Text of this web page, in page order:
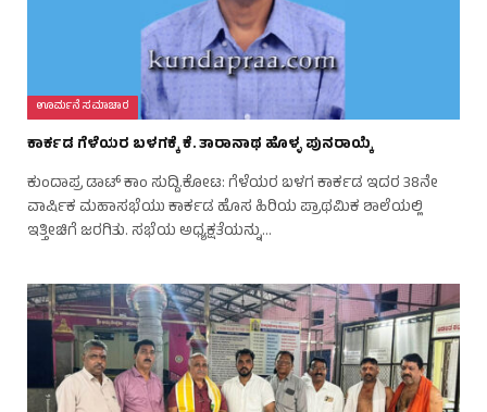
ಊರ್ಮನೆ ಸಮಾಚಾರ
ಕಾರ್ಕಡ ಗೆಳೆಯರ ಬಳಗಕ್ಕೆ ಕೆ. ತಾರಾನಾಥ ಹೊಳ್ಳ ಪುನರಾಯ್ಕೆ
ಕುಂದಾಪ್ರ ಡಾಟ್‌ ಕಾಂ ಸುದ್ದಿ.ಕೋಟ: ಗೆಳೆಯರ ಬಳಗ ಕಾರ್ಕಡ ಇದರ 38ನೇ
ವಾರ್ಷಿಕ ಮಹಾಸಭೆಯು ಕಾರ್ಕಡ ಹೊಸ ಹಿರಿಯ ಪ್ರಾಥಮಿಕ ಶಾಲೆಯಲ್ಲಿ
ಇತ್ತೀಚಿಗೆ ಜರಗಿತು. ಸಭೆಯ ಅಧ್ಯಕ್ಷತೆಯನ್ನು…